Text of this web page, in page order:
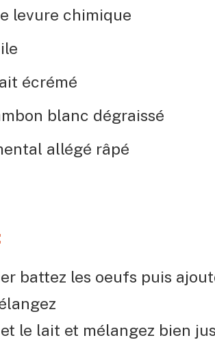
levure chimique
écrémé
blanc dégraissé
allégé râpé
battez les oeufs puis
le lait et mélangez bien